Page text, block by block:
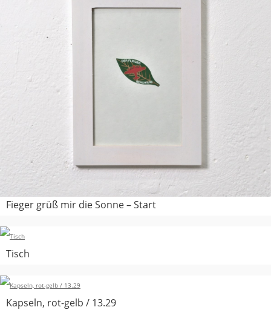
Fieger grüß mir die Sonne – Start
Tisch
Kapseln, rot-gelb / 13.29